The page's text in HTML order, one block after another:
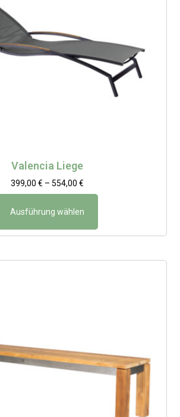
Valencia Liege
399,00 € – 554,00 €
Ausführung wählen